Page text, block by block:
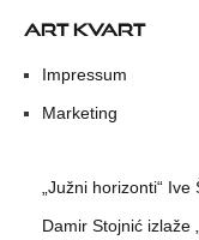
ART KVART
Impressum
Marketing
„Južni horizonti“
Damir Stojnić izlaže